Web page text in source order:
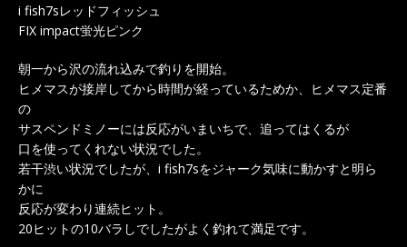
i fish7sレッドフィッシュ
FIX impact蛍光ピンク
朝一から沢の流れ込みで釣りを開始。
ヒメマスが接岸してから時間が経っているためか、ヒメマス定番
の
サスペンドミノーには反応がいまいちで、追ってはくるが
口を使ってくれない状況でした。
若干渋い状況でしたが、i fish7sをジャーク気味に動かすと明ら
かに
反応が変わり連続ヒット。
20ヒットの10バラしでしたがよく釣れて満足です。